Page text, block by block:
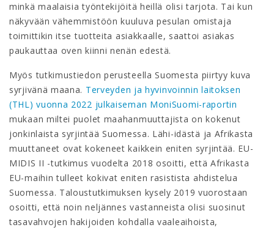
minkä maalaisia työntekijöitä heillä olisi tarjota. Tai kun
näkyvään vähemmistöön kuuluva pesulan omistaja
toimittikin itse tuotteita asiakkaalle, saattoi asiakas
paukauttaa oven kiinni nenän edestä.
Myös tutkimustiedon perusteella Suomesta piirtyy kuva
syrjivänä maana. Terveyden ja hyvinvoinnin laitoksen
(THL) vuonna 2022 julkaiseman MoniSuomi-raportin
mukaan miltei puolet maahanmuuttajista on kokenut
jonkinlaista syrjintää Suomessa. Lähi-idästä ja Afrikasta
muuttaneet ovat kokeneet kaikkein eniten syrjintää. EU-
MIDIS II -tutkimus vuodelta 2018 osoitti, että Afrikasta
EU-maihin tulleet kokivat eniten rasistista ahdistelua
Suomessa. Taloustutkimuksen kysely 2019 vuorostaan
osoitti, että noin neljännes vastanneista olisi suosinut
tasavahvojen hakijoiden kohdalla vaaleaihoista,